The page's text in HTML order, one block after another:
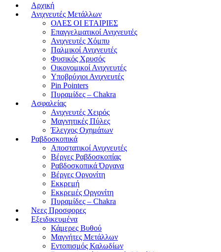
Αρχική
Ανιχνευτές Μετάλλων
ΟΛΕΣ ΟΙ ΕΤΑΙΡΙΕΣ
Επαγγελματικοί Ανιχνευτές
Ανιχνευτές Χόμπυ
Παλμικοί Ανιχνευτές
Φυσικός Χρυσός
Οικονομικοί Ανιχνευτές
Υποβρύχιοι Ανιχνευτές
Pin Pointers
Πυραμίδες – Chakra
Ασφαλείας
Ανιχνευτές Χειρός
Μαγνητικές Πύλες
Έλεγχος Οχημάτων
Ραβδοσκοπικά
Αποστατικοί Ανιχνευτές
Βέργες Ραβδοσκοπίας
Ραβδοσκοπικά Όργανα
Βέργες Οργονίτη
Εκκρεμή
Εκκρεμές Οργονίτη
Πυραμίδες – Chakra
Νεες Προσφορες
Εξειδικευμένα
Κάμερες Βυθού
Μαγνήτες Μετάλλων
Εντοπισμός Καλωδίων